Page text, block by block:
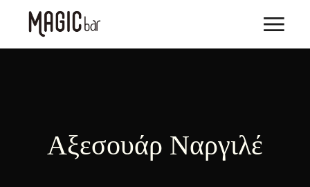
Αξεσουάρ Ναργιλέ